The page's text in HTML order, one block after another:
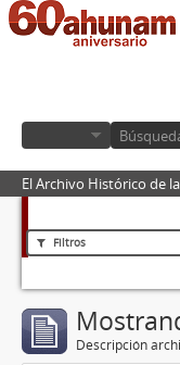
El Archivo Histórico de
Filtros
Descripción